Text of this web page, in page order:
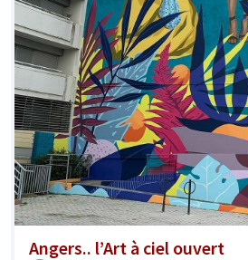
Angers.. l’Art à ciel ouvert